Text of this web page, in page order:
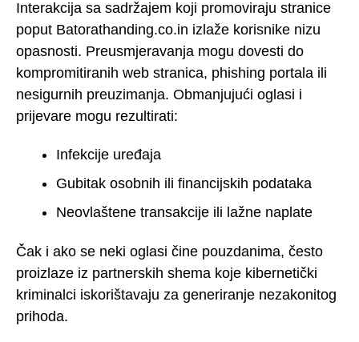
Interakcija sa sadržajem koji promoviraju stranice
poput Batorathanding.co.in izlaže korisnike nizu
opasnosti. Preusmjeravanja mogu dovesti do
kompromitiranih web stranica, phishing portala ili
nesigurnih preuzimanja. Obmanjujući oglasi i
prijevare mogu rezultirati:
Infekcije uređaja
Gubitak osobnih ili financijskih podataka
Neovlaštene transakcije ili lažne naplate
Čak i ako se neki oglasi čine pouzdanima, često
proizlaze iz partnerskih shema koje kibernetički
kriminalci iskorištavaju za generiranje nezakonitog
prihoda.